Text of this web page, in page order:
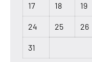
17 18 19
24 25 26
31